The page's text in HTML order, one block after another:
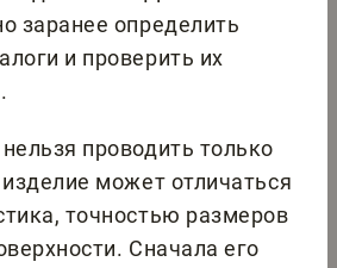
заранее определить
и проверить их
проводить только
может отличаться
точностью размеров
Сначала его